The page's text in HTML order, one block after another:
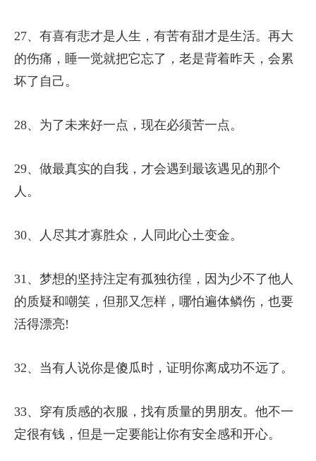
27、有喜有悲才是人生，有苦有甜才是生活。再大
的伤痛，睡一觉就把它忘了，老是背着昨天，会累
坏了自己。
28、为了未来好一点，现在必须苦一点。
29、做最真实的自我，才会遇到最该遇见的那个
人。
30、人尽其才寡胜众，人同此心土变金。
31、梦想的坚持注定有孤独彷徨，因为少不了他人
的质疑和嘲笑，但那又怎样，哪怕遍体鳞伤，也要
活得漂亮!
32、当有人说你是傻瓜时，证明你离成功不远了。
33、穿有质感的衣服，找有质量的男朋友。他不一
定很有钱，但是一定要能让你有安全感和开心。